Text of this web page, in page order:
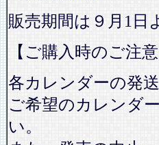
販売期間は９月1日
【ご購入時のご注
各カレンダーの発
ご希望のカレンダ
い。